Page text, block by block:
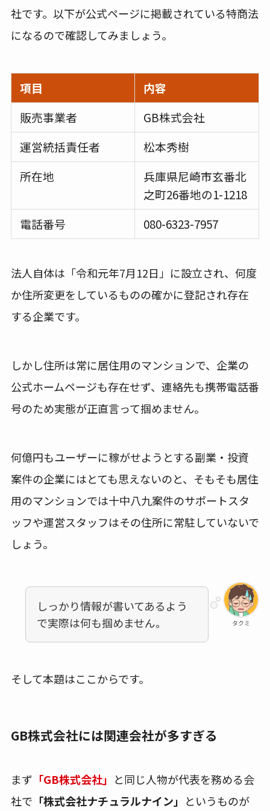
社です。以下が公式ページに掲載されている特商法
になるので確認してみましょう。
項目
内容
販売事業者
GB株式会社
運営統括責任者
松本秀樹
所在地
兵庫県尼崎市玄番北
之町26番地の1-1218
電話番号
080-6323-7957
法人自体は「令和元年7月12日」に設立され、何度
か住所変更をしているものの確かに登記され存在
する企業です。
しかし住所は常に居住用のマンションで、企業の
公式ホームページも存在せず、連絡先も携帯電話番
号のため実態が正直言って掴めません。
何億円もユーザーに稼がせようとする副業・投資
案件の企業にはとても思えないのと、そもそも居住
用のマンションでは十中八九案件のサポートスタ
ッフや運営スタッフはその住所に常駐していないで
しょう。
タクミ
しっかり情報が書いてあるよう
で実際は何も掴めません。
そして本題はここからです。
GB株式会社には関連会社が多すぎる
まず 「GB株式会社」 と同じ人物が代表を務める会
社で 「株式会社ナチュラルナイン」 というものが